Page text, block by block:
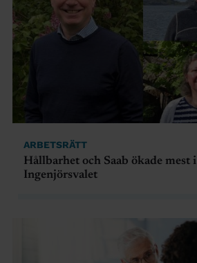
ARBETSRÄTT
Hållbarhet och Saab ökade mest i
Ingenjörsvalet